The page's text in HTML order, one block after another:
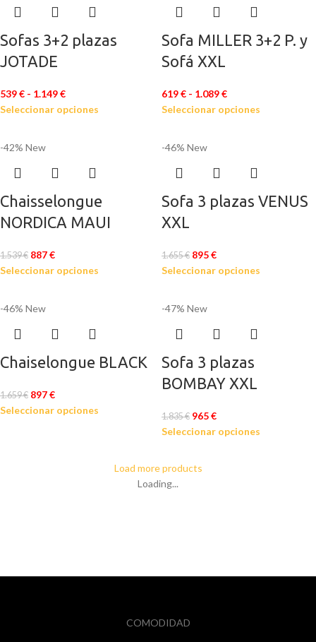
Sofas 3+2 plazas
JOTADE
539€ - 1.149€
Seleccionar opciones
Sofa MILLER 3+2 P. y
Sofá XXL
619€ - 1.089€
Seleccionar opciones
-42% New
Chaisselongue
NORDICA MAUI
1.539€ 887€
Seleccionar opciones
-46% New
Sofa 3 plazas VENUS
XXL
1.655€ 895€
Seleccionar opciones
-46% New
Chaiselongue BLACK
1.659€ 897€
Seleccionar opciones
-47% New
Sofa 3 plazas
BOMBAY XXL
1.835€ 965€
Seleccionar opciones
Load more products
Loading...
COMODIDAD